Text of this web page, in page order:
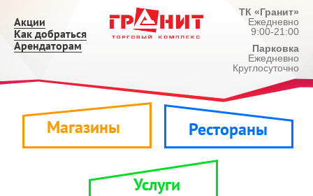
Акции
Как добраться
Арендаторам
ТК «Гранит»
Ежедневно
9:00-21:00
Парковка
Ежедневно
Круглосуточно
Магазины Рестораны
Услуги